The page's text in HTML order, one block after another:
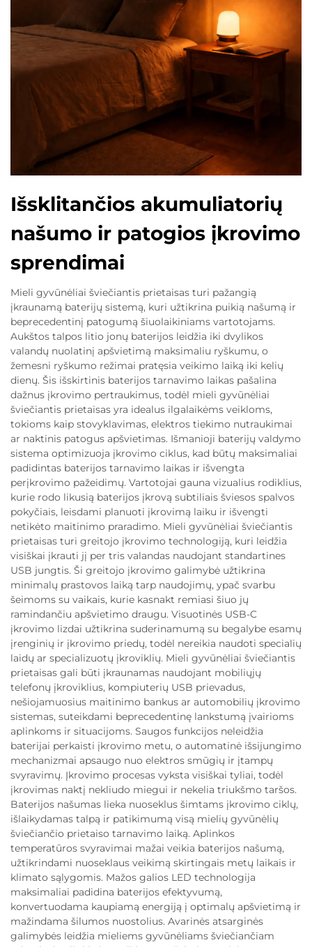
Išsklitančios akumuliatorių
našumo ir patogios įkrovimo
sprendimai
Mieli gyvūnėliai šviečiantis prietaisas turi pažangią
įkraunamą baterijų sistemą, kuri užtikrina puikią našumą ir
beprecedentinį patogumą šiuolaikiniams vartotojams.
Aukštos talpos litio jonų baterijos leidžia iki dvylikos
valandų nuolatinį apšvietimą maksimaliu ryškumu, o
žemesni ryškumo režimai pratęsia veikimo laiką iki kelių
dienų. Šis išskirtinis baterijos tarnavimo laikas pašalina
dažnus įkrovimo pertraukimus, todėl mieli gyvūnėliai
šviečiantis prietaisas yra idealus ilgalaikėms veikloms,
tokioms kaip stovyklavimas, elektros tiekimo nutraukimai
ar naktinis patogus apšvietimas. Išmanioji baterijų valdymo
sistema optimizuoja įkrovimo ciklus, kad būtų maksimaliai
padidintas baterijos tarnavimo laikas ir išvengta
perįkrovimo pažeidimų. Vartotojai gauna vizualius rodiklius,
kurie rodo likusią baterijos įkrovą subtiliais šviesos spalvos
pokyčiais, leisdami planuoti įkrovimą laiku ir išvengti
netikėto maitinimo praradimo. Mieli gyvūnėliai šviečiantis
prietaisas turi greitojo įkrovimo technologiją, kuri leidžia
visiškai įkrauti jį per tris valandas naudojant standartines
USB jungtis. Ši greitojo įkrovimo galimybė užtikrina
minimalų prastovos laiką tarp naudojimų, ypač svarbu
šeimoms su vaikais, kurie kasnakt remiasi šiuo jų
ramindančiu apšvietimo draugu. Visuotinės USB-C
įkrovimo lizdai užtikrina suderinamumą su begalybe esamų
įrenginių ir įkrovimo priedų, todėl nereikia naudoti specialių
laidų ar specializuotų įkroviklių. Mieli gyvūnėliai šviečiantis
prietaisas gali būti įkraunamas naudojant mobiliųjų
telefonų įkroviklius, kompiuterių USB prievadus,
nešiojamuosius maitinimo bankus ar automobilių įkrovimo
sistemas, suteikdami beprecedentinę lankstumą įvairioms
aplinkoms ir situacijoms. Saugos funkcijos neleidžia
baterijai perkaisti įkrovimo metu, o automatinė išsijungimo
mechanizmai apsaugo nuo elektros smūgių ir įtampų
svyravimų. Įkrovimo procesas vyksta visiškai tyliai, todėl
įkrovimas naktį nekliudo miegui ir nekelia triukšmo taršos.
Baterijos našumas lieka nuoseklus šimtams įkrovimo ciklų,
išlaikydamas talpą ir patikimumą visą mielių gyvūnėlių
šviečiančio prietaiso tarnavimo laiką. Aplinkos
temperatūros svyravimai mažai veikia baterijos našumą,
užtikrindami nuoseklaus veikimą skirtingais metų laikais ir
klimato sąlygomis. Mažos galios LED technologija
maksimaliai padidina baterijos efektyvumą,
konvertuodama kaupiamą energiją į optimalų apšvietimą ir
mažindama šilumos nuostolius. Avarinės atsarginės
galimybės leidžia mieliems gyvūnėliams šviečiančiam